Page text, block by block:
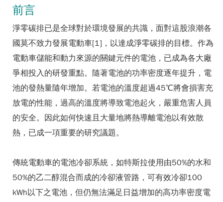
前言
淨零碳排已是全球對於環境發展的共識，面對這股浪潮各
國莫不致力發展電動車[1]，以達成淨零碳排的目標。作為
電動車儲能和動力來源的關鍵元件的電池，已成為各大廠
爭相投入的研發重點。隨著電池的功率密度逐年提升，電
池的發熱量隨年增加。若電池的溫度超過45℃將會損害充
放電的性能，過高的溫度將導致電池起火，嚴重危害人員
的安全。因此如何快速且大量地將熱導離電池以有效散
熱，已成一項重要的研究議題。
傳統電動車的電池冷卻系統，如特斯拉使用由50%的水和
50%的乙二醇混合而成的冷卻液管路，可有效冷卻100
kWh以下之電池，但仍無法滿足日益增加的高功率密度電